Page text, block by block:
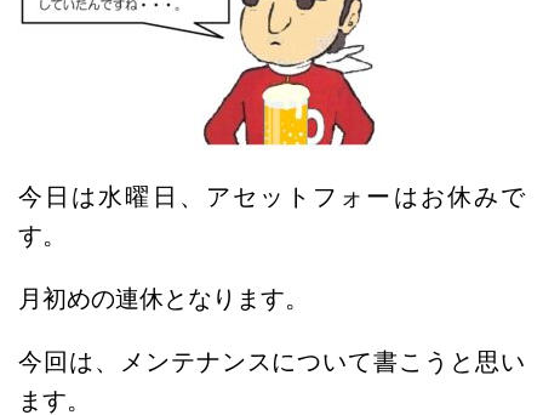
今日は水曜日、
アセットフォーはお休みで
す。
月初めの連休となります。
今回は、メンテナンスについて書こうと思い
ます。